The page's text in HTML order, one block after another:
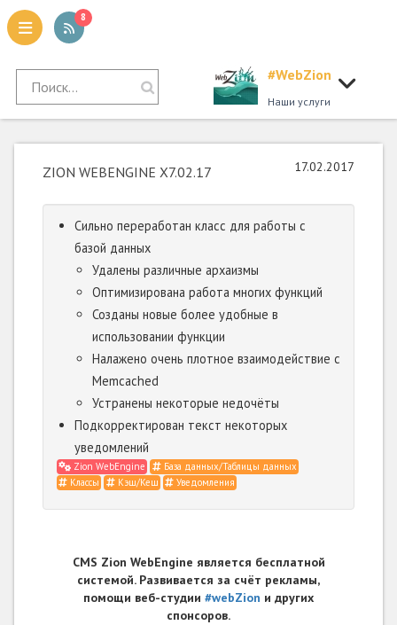
8
#WebZion
Наши услуги
ZION WEBENGINE X7.02.17 17.02.2017
Сильно переработан класс для работы с
базой данных
Удалены различные архаизмы
Оптимизирована работа многих функций
Созданы новые более удобные в
использовании функции
Налажено очень плотное взаимодействие с
Memcached
Устранены некоторые недочёты
Подкорректирован текст некоторых
уведомлений
Zion WebEngine
База данных/Таблицы данных
Классы
Кэш/Кеш Уведомления
CMS Zion WebEngine является бесплатной
системой. Развивается за счёт рекламы,
помощи веб-студии #webZion и других
спонсоров.